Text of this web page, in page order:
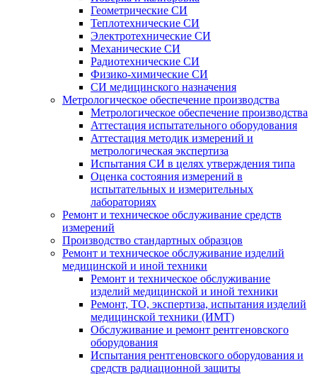
Геометрические СИ
Теплотехнические СИ
Электротехнические СИ
Механические СИ
Радиотехнические СИ
Физико-химические СИ
СИ медицинского назначения
Метрологическое обеспечение производства
Метрологическое обеспечение производства
Аттестация испытательного оборудования
Аттестация методик измерений и
метрологическая экспертиза
Испытания СИ в целях утверждения типа
Оценка состояния измерений в
испытательных и измерительных
лабораториях
Ремонт и техническое обслуживание средств
измерений
Производство стандартных образцов
Ремонт и техническое обслуживание изделий
медицинской и иной техники
Ремонт и техническое обслуживание
изделий медицинской и иной техники
Ремонт, ТО, экспертиза, испытания изделий
медицинской техники (ИМТ)
Обслуживание и ремонт рентгеновского
оборудования
Испытания рентгеновского оборудования и
средств радиационной защиты